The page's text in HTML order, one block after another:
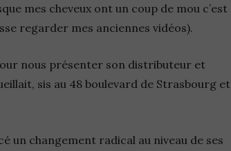
mes cheveux ont un coup de mou c’est
regarder mes anciennes vidéos).
nous présenter son distributeur et
sis au 48 boulevard de Strasbourg et
un changement radical au niveau de ses